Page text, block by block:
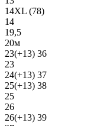
14XL (78)
14
19,5
20м
23(+13) 36
23
24(+13) 37
25(+13) 38
25
26
26(+13) 39